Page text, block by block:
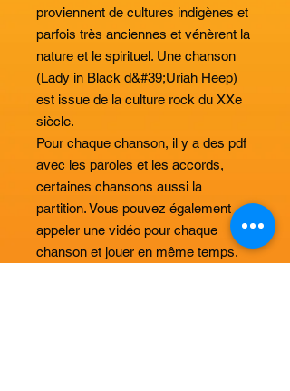
proviennent de cultures indigènes et
parfois très anciennes et vénèrent la
nature et le spirituel. Une chanson
(Lady in Black d&#39;Uriah Heep)
est issue de la culture rock du XXe
siècle.
Pour chaque chanson, il y a des pdf
avec les paroles et les accords,
certaines chansons aussi la
partition. Vous pouvez également
appeler une vidéo pour chaque
chanson et jouer en même temps.